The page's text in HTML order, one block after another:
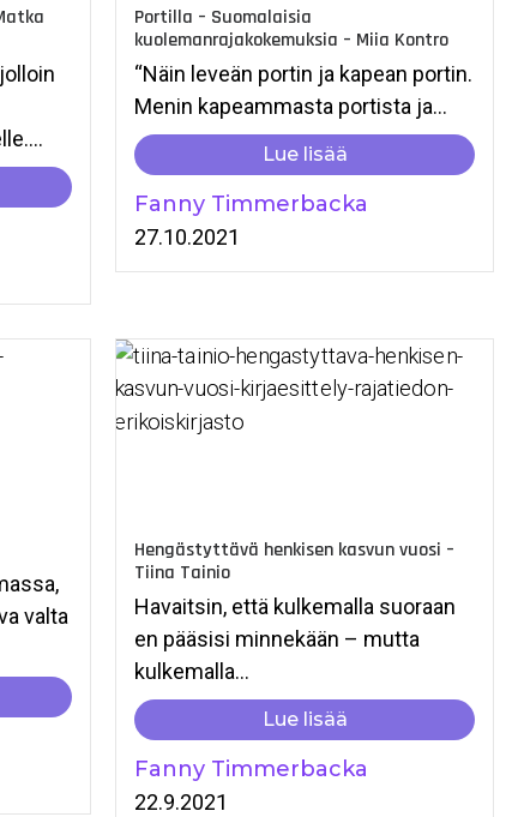
Portilla – Suomalaisia
kuolemanrajakokemuksia – Miia Kontro
“Näin leveän portin ja kapean portin.
Menin kapeammasta portista ja...
Lue lisää
Fanny Timmerbacka
27.10.2021
valta
Hengästyttävä henkisen kasvun vuosi –
Tiina Tainio
Havaitsin, että kulkemalla suoraan
en pääsisi minnekään – mutta
kulkemalla...
Lue lisää
Fanny Timmerbacka
22.9.2021